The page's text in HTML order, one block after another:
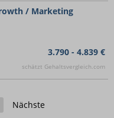
/ Marketing
3.790 - 4.839 €
schätzt Gehaltsvergleich.com
Nächste